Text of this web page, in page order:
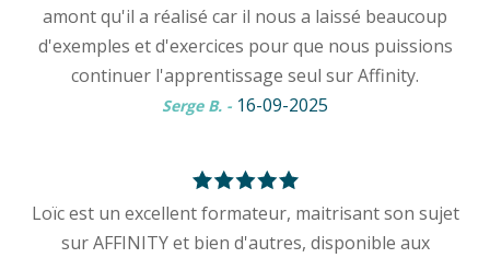
amont qu'il a réalisé car il nous a laissé beaucoup
d'exemples et d'exercices pour que nous puissions
continuer l'apprentissage seul sur Affinity.
Serge B. - 16-09-2025
Loïc est un excellent formateur, maitrisant son sujet
sur AFFINITY et bien d'autres, disponible aux